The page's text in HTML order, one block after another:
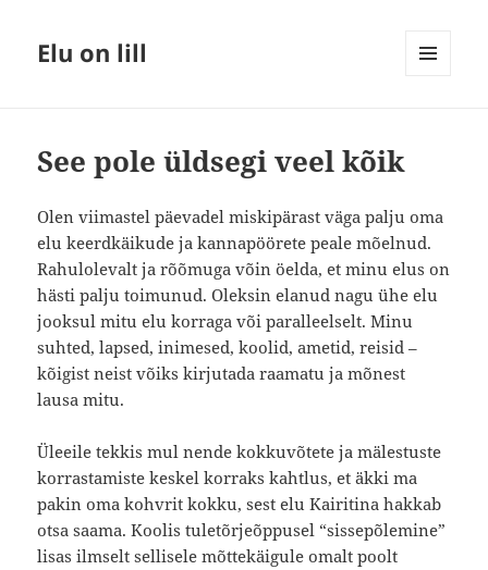
Elu on lill
See pole üldsegi veel kõik
Olen viimastel päevadel miskipärast väga palju oma
elu keerdkäikude ja kannapöörete peale mõelnud.
Rahulolevalt ja rõõmuga võin öelda, et minu elus on
hästi palju toimunud. Oleksin elanud nagu ühe elu
jooksul mitu elu korraga või paralleelselt. Minu
suhted, lapsed, inimesed, koolid, ametid, reisid –
kõigist neist võiks kirjutada raamatu ja mõnest
lausa mitu.
Üleeile tekkis mul nende kokkuvõtete ja mälestuste
korrastamiste keskel korraks kahtlus, et äkki ma
pakin oma kohvrit kokku, sest elu Kairitina hakkab
otsa saama. Koolis tuletõrjeõppusel “sissepõlemine”
lisas ilmselt sellisele mõttekäigule omalt poolt